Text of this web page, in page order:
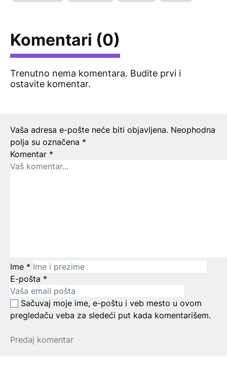
Komentari (0)
Trenutno nema komentara. Budite prvi i
ostavite komentar.
Ostavite odgovor
Vaša adresa e-pošte neće biti objavljena. Neophodna
polja su označena *
Komentar *
Ime *
E-pošta *
Sačuvaj moje ime, e-poštu i veb mesto u ovom
pregledaču veba za sledeći put kada komentarišem.